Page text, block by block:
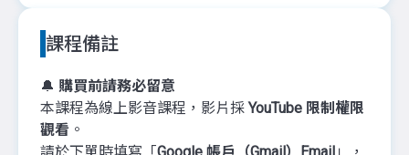
課程備註
🔔 購買前請務必留意
本課程為線上影音課程，影片採YouTube 限制權限
觀看 。